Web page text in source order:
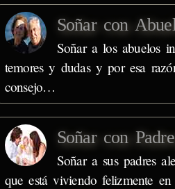
Soñar con
Soñar a los abuelos
temores y dudas y por esa
consejo…
Soñar con
Soñar a sus padres
que está viviendo felizmente